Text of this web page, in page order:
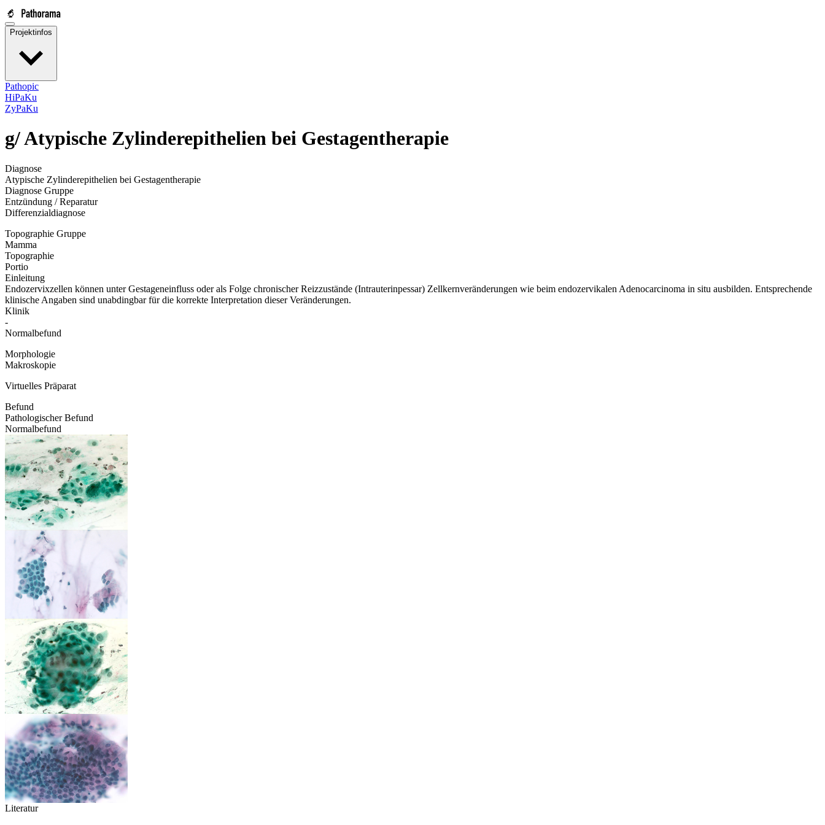
Projektinfos
Pathopic
HiPaKu
ZyPaKu
g/Atypische Zylinderepithelien bei Gestagentherapie
Diagnose
Atypische Zylinderepithelien bei Gestagentherapie
Diagnose Gruppe
Entzündung / Reparatur
Differenzialdiagnose
Topographie Gruppe
Mamma
Topographie
Portio
Einleitung
Endozervixzellen können unter Gestageneinfluss oder als Folge chronischer Reizzustände (Intrauterinpessar) Zellkernveränderungen wie beim endozervikalen Adenocarcinoma in situ ausbilden. Entsprechende
klinische Angaben sind unabdingbar für die korrekte Interpretation dieser Veränderungen.
Klinik
-
Normalbefund
Morphologie
Makroskopie
Virtuelles Präparat
Befund
Pathologischer Befund
Normalbefund
Literatur